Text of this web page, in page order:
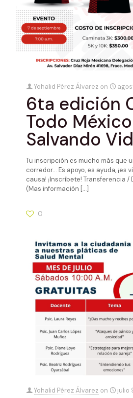
Yohalid Pérez Álvarez on
6ta edición
Todo México
Salvando
Tu inscripción es mucho más que
corredor… Es apoyo, es ayuda, ¡es
causa! ¡Inscríbete! Transferencia /
(Mas información […]
0
Yohalid Pérez Álvarez on julio